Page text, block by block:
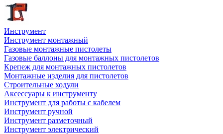
Инструмент
Инструмент монтажный
Газовые монтажные пистолеты
Газовые баллоны для монтажных пистолетов
Крепеж для монтажных пистолетов
Монтажные изделия для пистолетов
Строительные ходули
Аксессуары к инструменту
Инструмент для работы с кабелем
Инструмент ручной
Инструмент разметочный
Инструмент электрический